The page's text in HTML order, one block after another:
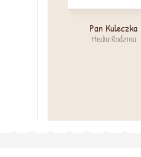
Pan Kuleczka
Media Rodzina